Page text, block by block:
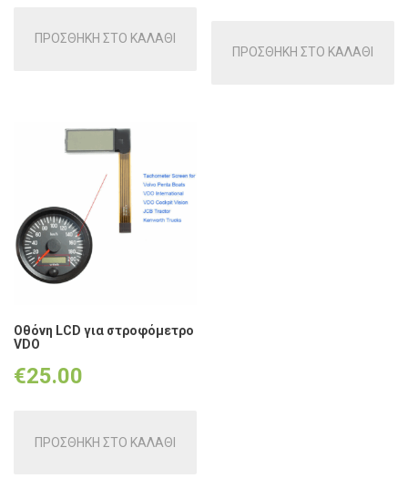
ΠΡΟΣΘΗΚΗ ΣΤΟ ΚΑΛΑΘΙ
ΠΡΟΣΘΗΚΗ ΣΤΟ ΚΑΛΑΘΙ
Οθόνη LCD για στροφόμετρο
VDO
€25.00
ΠΡΟΣΘΗΚΗ ΣΤΟ ΚΑΛΑΘΙ